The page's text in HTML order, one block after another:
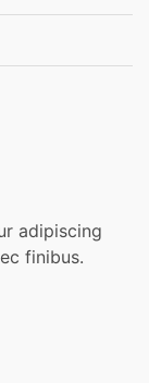
adipiscing
finibus.